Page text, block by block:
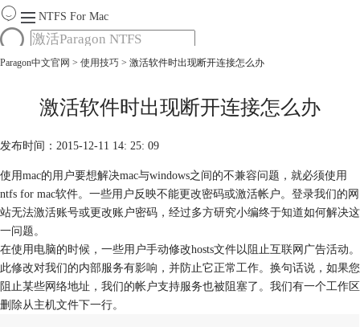
NTFS For Mac
首页
Mac软件大全
购买
Paragon中文官网 > 使用技巧 > 激活软件时出现断开连接怎么办
激活软件时出现断开连接怎么办
发布时间：2015-12-11 14: 25: 09
使用mac的用户要想解决mac与windows之间的不兼容问题，就必须使用
ntfs for mac软件。一些用户反映不能更改密码或激活帐户。登录我们的网
站无法激活账号或更改账户密码，经过多方研究小编终于知道如何解决这
一问题。
在使用电脑的时候，一些用户手动修改hosts文件以阻止互联网广告活动。
此修改对我们的内部服务有影响，并防止它正常工作。换句话说，如果您
阻止某些网络地址，我们的帐户支持服务也被阻塞了。我们有一个工作区
删除从主机文件下一行。